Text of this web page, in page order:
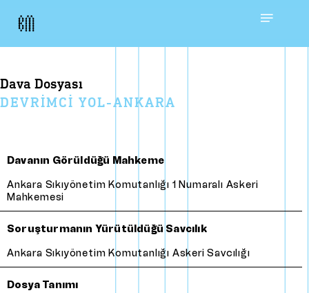
Skip
content
Menu
dava dosyasi
DEVRIMCI YOL-ANKARA
Davanın Görüldüğü Mahkeme
Ankara Sıkıyönetim Komutanlığı 1 Numaralı Askeri
Mahkemesi
Soruşturmanın Yürütüldüğü Savcılık
Ankara Sıkıyönetim Komutanlığı Askeri Savcılığı
Dosya Tanımı